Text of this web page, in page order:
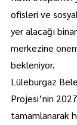
ofisleri ve
yer alacağı
merkezine
bekleniyor.
Lüleburgaz
Projesi’nin 2027
tamamlanarak